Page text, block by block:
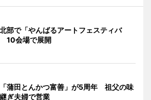
部で「やんばるアートフェスティバ
10会場で展開
蒲田とんかつ富善」が5周年 祖父の味
ぎ夫婦で営業